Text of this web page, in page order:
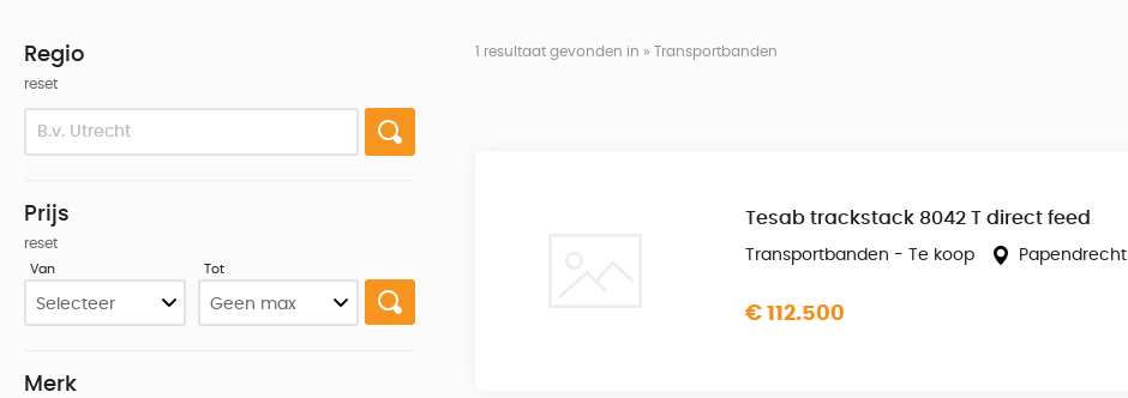
Regio
reset
Prijs
reset
Van Tot
Merk
1 resultaat gevonden in » Transportbanden
Tesab trackstack 8042 T direct feed
Transportbanden - Te koop Papendrecht
€ 112.500